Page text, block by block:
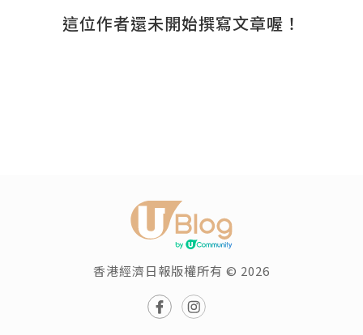
這位作者還未開始撰寫文章喔！
香港經濟日報版權所有 © 2026